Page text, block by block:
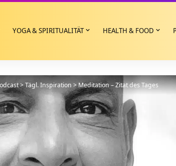
YOGA & SPIRITUALITÄT HEALTH & FOOD
>Tägl. Inspiration >Meditation – Zitat des Tages